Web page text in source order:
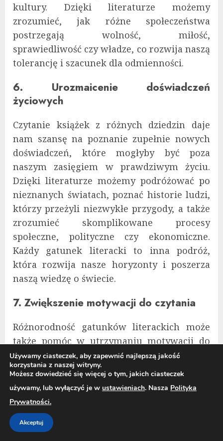
kultury. Dzięki literaturze możemy
zrozumieć, jak różne społeczeństwa
postrzegają wolność, miłość,
sprawiedliwość czy władze, co rozwija naszą
tolerancję i szacunek dla odmienności.
6. Urozmaicenie doświadczeń
życiowych
Czytanie książek z różnych dziedzin daje
nam szansę na poznanie zupełnie nowych
doświadczeń, które mogłyby być poza
naszym zasięgiem w prawdziwym życiu.
Dzięki literaturze możemy podróżować po
nieznanych światach, poznać historie ludzi,
którzy przeżyli niezwykłe przygody, a także
zrozumieć skomplikowane procesy
społeczne, polityczne czy ekonomiczne.
Każdy gatunek literacki to inna podróż,
która rozwija nasze horyzonty i poszerza
naszą wiedzę o świecie.
7. Zwiększenie motywacji do czytania
Różnorodność gatunków literackich może
także pomóc w utrzymaniu motywacji do
czytania. Często, jeśli utknęliśmy w jednym
gatunku, czytanie zaczyna wydawać się
monotonne i nudne. Jednak zmiana stylu i
tematu książek, które czytamy, ożywia naszą
pasję do literatury. Możemy odkrywać nowe
gatunki, które dotąd wydawały się nam
Używamy ciasteczek, aby zapewnić najlepszą jakość
korzystania z naszej witryny.
Możesz dowiedzieć się więcej o tym, jakich ciasteczek
używamy, lub wyłączyć je w ustawieniach. Nasza Polityka
Prywatności.
Akceptuj